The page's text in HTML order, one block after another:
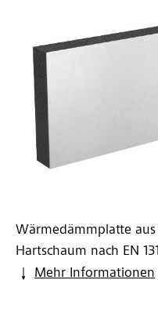
Wärmedämmplatte
Hartschaum nach EN
Mehr Informationen